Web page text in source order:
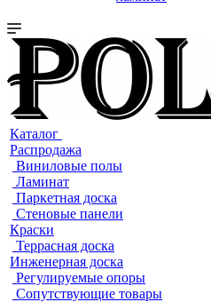
Каталог
Распродажа
Виниловые полы
Ламинат
Паркетная доска
Стеновые панели
Краски
Террасная доска
Инженерная доска
Регулируемые опоры
Сопутствующие товары